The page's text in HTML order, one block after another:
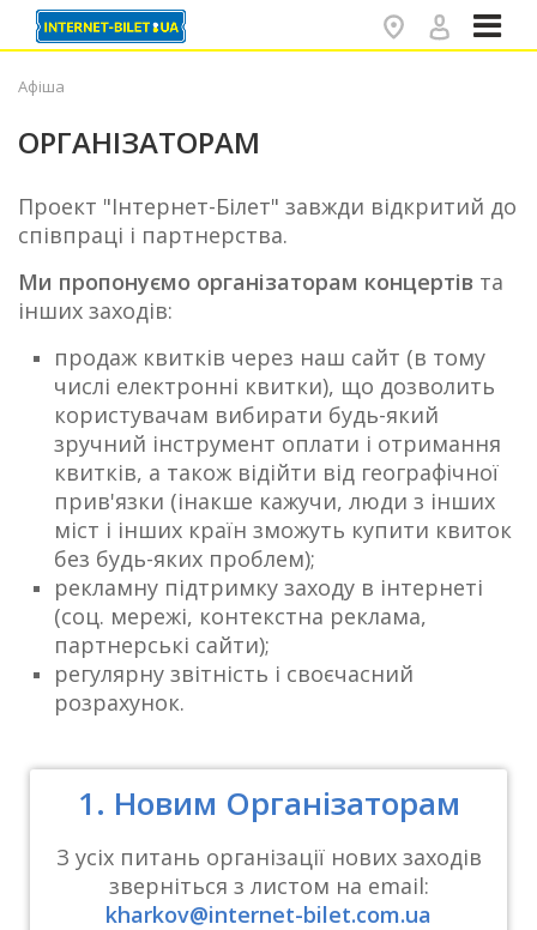
Афіша
ОРГАНІЗАТОРАМ
Проект "Інтернет-Білет" завжди відкритий до
співпраці і партнерства.
Ми пропонуємо організаторам концертів та
інших заходів:
продаж квитків через наш сайт (в тому
числі електронні квитки), що дозволить
користувачам вибирати будь-який
зручний інструмент оплати і отримання
квитків, а також відійти від географічної
прив'язки (інакше кажучи, люди з інших
міст і інших країн зможуть купити квиток
без будь-яких проблем);
рекламну підтримку заходу в інтернеті
(соц. мережі, контекстна реклама,
партнерські сайти);
регулярну звітність і своєчасний
розрахунок.
1. Новим Організаторам
З усіх питань організації нових заходів
зверніться з листом на email:
kharkov@internet-bilet.com.ua